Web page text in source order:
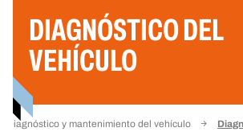
DIAGNÓSTICO DEL
VEHÍCULO
Diagnóstico y mantenimiento del vehículo